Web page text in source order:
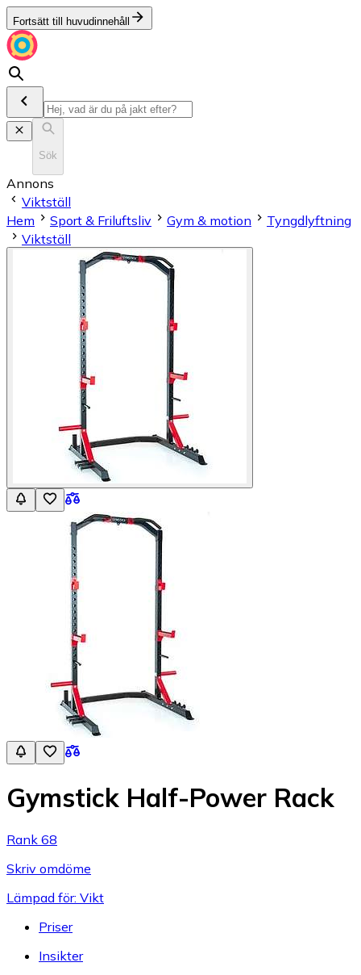
Fortsätt till huvudinnehåll
Sök
Annons
Viktställ
Hem
Sport & Friluftsliv Gym & motion
Tyngdlyftning
Viktställ
Gymstick Half-Power Rack
Rank 68
Skriv omdöme
Lämpad för: Vikt
Priser
Insikter